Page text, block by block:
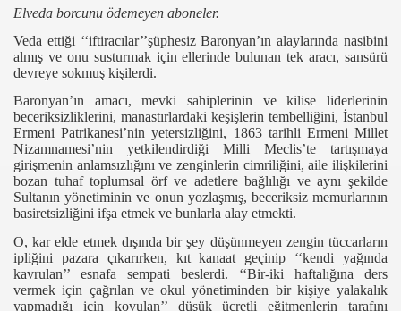
Elveda borcunu ödemeyen aboneler.
Veda ettiği ‘‘iftiracılar’’şüphesiz Baronyan’ın alaylarında nasibini
almış ve onu susturmak için ellerinde bulunan tek aracı, sansürü
devreye sokmuş kişilerdi.
Baronyan’ın amacı, mevki sahiplerinin ve kilise liderlerinin
beceriksizliklerini, manastırlardaki keşişlerin tembelliğini, İstanbul
Ermeni Patrikanesi’nin yetersizliğini, 1863 tarihli Ermeni Millet
Nizamnamesi’nin yetkilendirdiği Milli Meclis’te tartışmaya
girişmenin anlamsızlığını ve zenginlerin cimriliğini, aile ilişkilerini
bozan tuhaf toplumsal örf ve adetlere bağlılığı ve aynı şekilde
Sultanın yönetiminin ve onun yozlaşmış, beceriksiz memurlarının
basiretsizliğini ifşa etmek ve bunlarla alay etmekti.
O, kar elde etmek dışında bir şey düşünmeyen zengin tüccarların
ipliğini pazara çıkarırken, kıt kanaat geçinip ‘‘kendi yağında
kavrulan’’ esnafa sempati beslerdi. ‘‘Bir-iki haftalığına ders
vermek için çağrılan ve okul yönetiminden bir kişiye yalakalık
yapmadığı için kovulan’’ düşük ücretli eğitmenlerin tarafını